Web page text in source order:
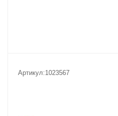
Артикул:1023567